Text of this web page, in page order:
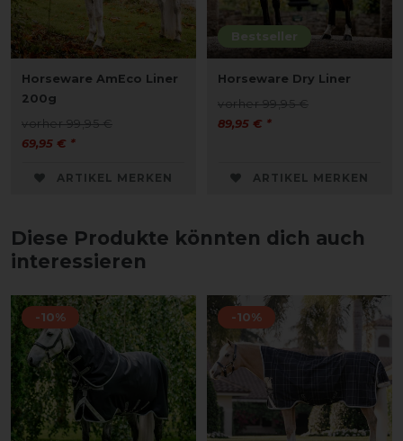
Horseware AmEco Liner
200g
vorher 99,95 €
69,95 € *
ARTIKEL MERKEN
Bestseller
Horseware Dry Liner
vorher 99,95 €
89,95 € *
ARTIKEL MERKEN
Diese Produkte könnten dich auch
interessieren
-10% -10%